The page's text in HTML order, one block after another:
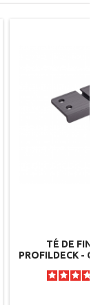
TÉ DE
PROFILDECK -